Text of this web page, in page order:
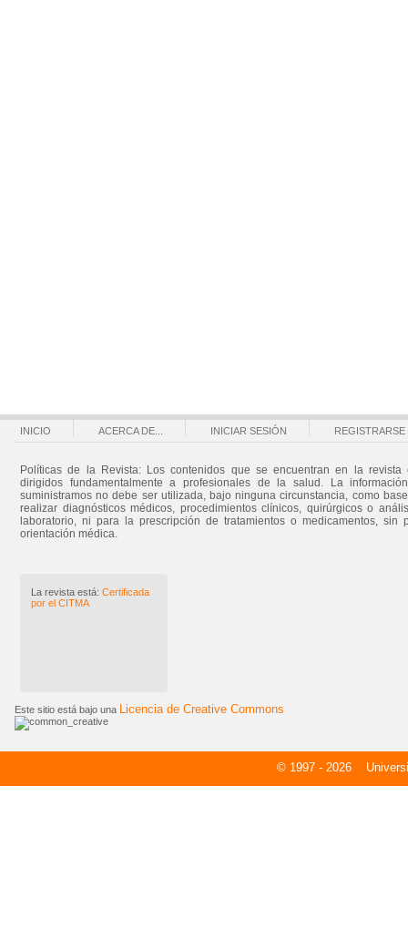
INICIO ACERCA DE... INICIAR SESIÓN REGISTRARSE
Políticas de la Revista: Los contenidos que se encuentran en la revista
dirigidos fundamentalmente a profesionales de la salud. La
suministramos no debe ser utilizada, bajo ninguna circunstancia, como
realizar diagnósticos médicos, procedimientos clínicos, quirúrgicos o
laboratorio, ni para la prescripción de tratamientos o medicamentos, sin
orientación médica.
La revista está: Certificada
por el CITMA
Este sitio está bajo una Licencia de Creative Commons
© 1997 - 2026